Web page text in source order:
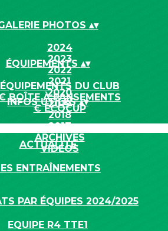
PHOTOS ▴▾
2024
2023
2022
2021
2020
2019
2018
2017
ARCHIVES
VIDÉOS
ÉQUIPEMENTS ▴▾
ÉQUIPEMENTS DU CLUB
BOÎTE À PANSEMENTS
€ ÉCOCUP
INFOS UTILES▴▾
ACTUALITÉ
ENTRAÎNEMENTS
PAR ÉQUIPES 2024/2025
EQUIPE R4 TTE1